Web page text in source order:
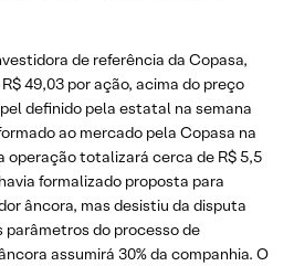
de referência da Copasa,
49,03 por ação, acima do preço
definido pela estatal na semana
ao mercado pela Copasa na
operação totalizará cerca de R$ 5,5
formalizado proposta para
âncora, mas desistiu da disputa
parâmetros do processo de
assumirá 30% da companhia. O